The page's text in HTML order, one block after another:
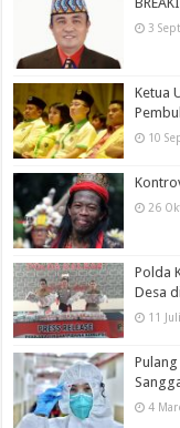
3
Ketua
10
26
Polda
Desa
11
4